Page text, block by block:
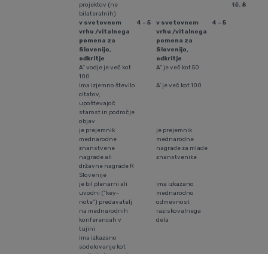
projektov (ne
bilateralnih)
tč. 8
v svetovnem
vrhu /vitalnega
pomena za
Slovenijo,
odkritje
4 - 5
v svetovnem
vrhu /vitalnega
pomena za
Slovenijo,
odkritje
4 - 5
A" vodje je več kot
100
A" je več kot 50
ima izjemno število
citatov,
upoštevajoč
starost in področje
objav
A' je več kot 100
je prejemnik
mednarodne
znanstvene
nagrade ali
državne nagrade R
Slovenije
je prejemnik
mednarodne
nagrade za mlade
znanstvenike
je bil plenarni ali
uvodni ("key-
note") predavatelj
na mednarodnih
konferencah v
tujini
ima izkazano
mednarodno
odmevnost
raziskovalnega
dela
ima izkazano
sodelovanje kot